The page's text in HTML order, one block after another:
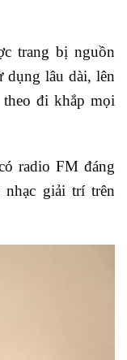
trang bị nguồn
dụng lâu dài, lên
đi khắp mọi
radio FM đáng
nhạc giải trí trên